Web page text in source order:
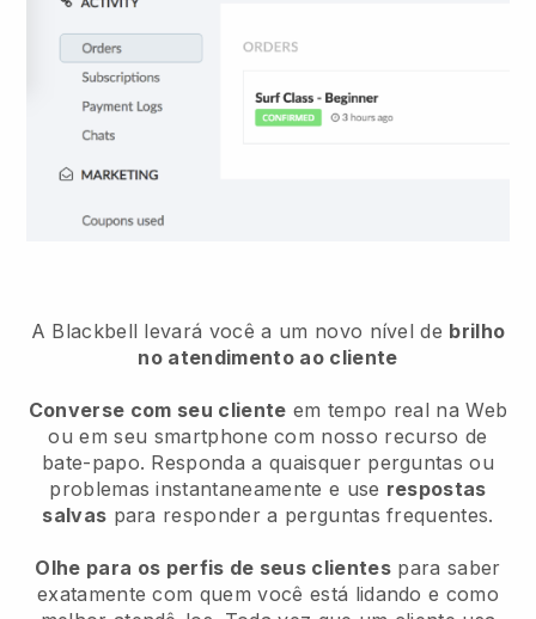
A Blackbell levará você a um novo nível de brilho
no atendimento ao cliente
Converse com seu cliente em tempo real na Web
ou em seu smartphone com nosso recurso de
bate-papo. Responda a quaisquer perguntas ou
problemas instantaneamente e use respostas
salvas para responder a perguntas frequentes.
Olhe para os perfis de seus clientes para saber
exatamente com quem você está lidando e como